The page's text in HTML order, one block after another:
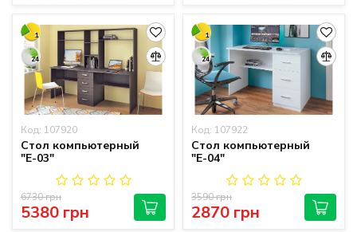
1
24
Код: 107920
Стол компьютерный
"Е-03"
5380 грн
6730 грн
1
24
Код: 107922
Стол компьютерный
"Е-04"
2870 грн
3590 грн